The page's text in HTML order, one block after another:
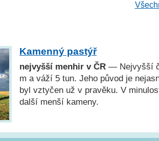
Kamenný pastýř
nejvyšší menhir v ČR — Nejvyšší
m a váží 5 tun. Jeho původ je
byl vztyčen už v pravěku. V
další menší kameny.